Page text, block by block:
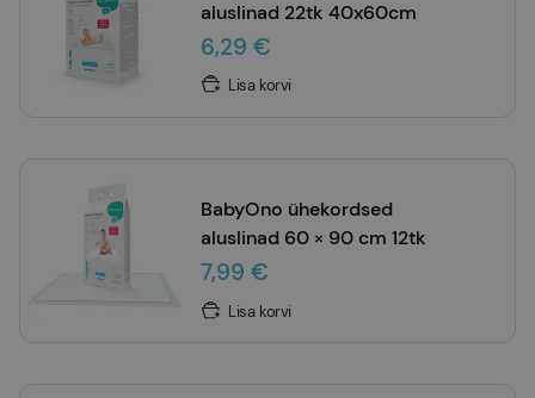
aluslinad 22tk 40x60cm
6,29 €
Lisa korvi
BabyOno ühekordsed
aluslinad 60 × 90 cm 12tk
7,99 €
Lisa korvi